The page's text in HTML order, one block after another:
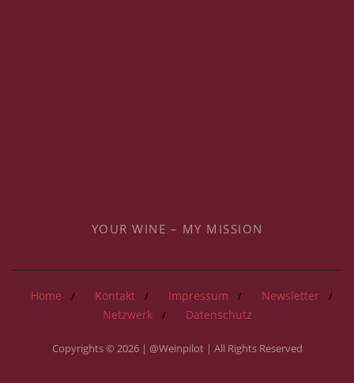
YOUR WINE – MY MISSION
Home Kontakt Impressum
Newsletter
Netzwerk
Datenschutz
Copyrights © 2026 | @Weinpilot | All Rights Reserved